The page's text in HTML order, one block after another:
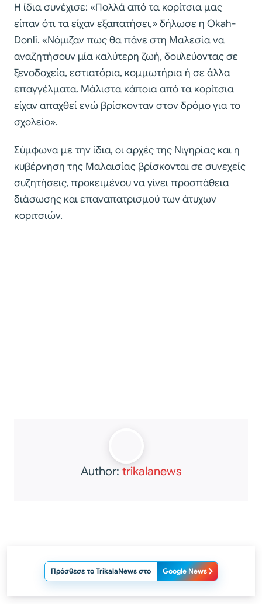
Η ίδια συνέχισε: «Πολλά από τα κορίτσια μας
είπαν ότι τα είχαν εξαπατήσει,» δήλωσε η Okah-
Donli. «Νόμιζαν πως θα πάνε στη Μαλεσία να
αναζητήσουν μία καλύτερη ζωή, δουλεύοντας σε
ξενοδοχεία, εστιατόρια, κομμωτήρια ή σε άλλα
επαγγέλματα. Μάλιστα κάποια από τα κορίτσια
είχαν απαχθεί ενώ βρίσκονταν στον δρόμο για το
σχολείο».
Σύμφωνα με την ίδια, οι αρχές της Νιγηρίας και η
κυβέρνηση της Μαλαισίας βρίσκονται σε συνεχείς
συζητήσεις, προκειμένου να γίνει προσπάθεια
διάσωσης και επαναπατρισμού των άτυχων
κοριτσιών.
Author: trikalanews
Πρόσθεσε το TrikalaNews στο Google News